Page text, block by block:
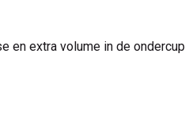
en extra volume in de